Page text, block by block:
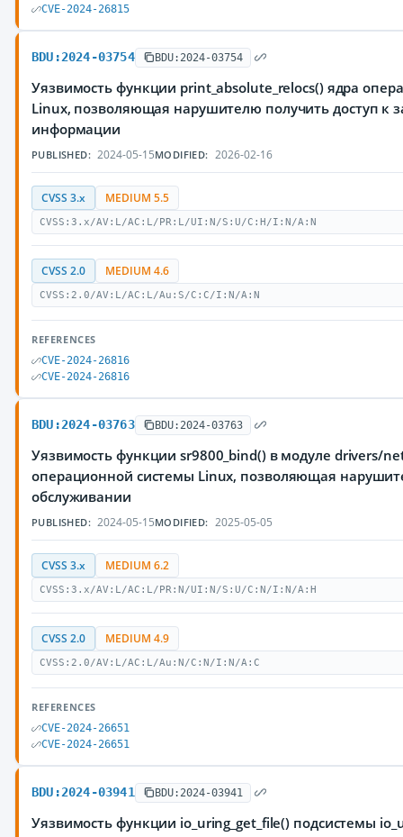
CVE-2024-26815
BDU:2024-03754 BDU:2024-03754
Уязвимость функции print_absolute_relocs() ядра
Linux, позволяющая нарушителю получить доступ к
информации
PUBLISHED: 2024-05-15MODIFIED: 2026-02-16
CVSS 3.x MEDIUM 5.5
CVSS:3.x/AV:L/AC:L/PR:L/UI:N/S:U/C:H/I:N/A:N
CVSS 2.0 MEDIUM 4.6
CVSS:2.0/AV:L/AC:L/Au:S/C:C/I:N/A:N
REFERENCES
CVE-2024-26816
CVE-2024-26816
BDU:2024-03763 BDU:2024-03763
Уязвимость функции sr9800_bind() в модуле drivers/
операционной системы Linux, позволяющая
обслуживании
PUBLISHED: 2024-05-15MODIFIED: 2025-05-05
CVSS 3.x MEDIUM 6.2
CVSS:3.x/AV:L/AC:L/PR:N/UI:N/S:U/C:N/I:N/A:H
CVSS 2.0 MEDIUM 4.9
CVSS:2.0/AV:L/AC:L/Au:N/C:N/I:N/A:C
REFERENCES
CVE-2024-26651
CVE-2024-26651
BDU:2024-03941 BDU:2024-03941
Уязвимость функции io_uring_get_file() подсистемы